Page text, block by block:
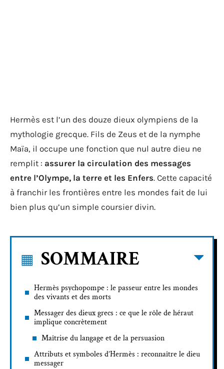
Hermès est l’un des douze dieux olympiens de la
mythologie grecque. Fils de Zeus et de la nymphe
Maïa, il occupe une fonction que nul autre dieu ne
remplit : assurer la circulation des messages
entre l’Olympe, la terre et les Enfers. Cette capacité
à franchir les frontières entre les mondes fait de lui
bien plus qu’un simple coursier divin.
SOMMAIRE
Hermès psychopompe : le passeur entre les mondes
des vivants et des morts
Messager des dieux grecs : ce que le rôle de héraut
implique concrètement
Maîtrise du langage et de la persuasion
Attributs et symboles d’Hermès : reconnaître le dieu
messager